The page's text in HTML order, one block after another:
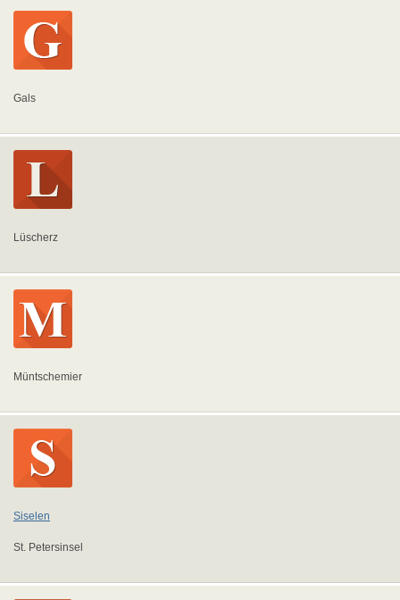
Gals
Lüscherz
Müntschemier
Siselen
St. Petersinsel